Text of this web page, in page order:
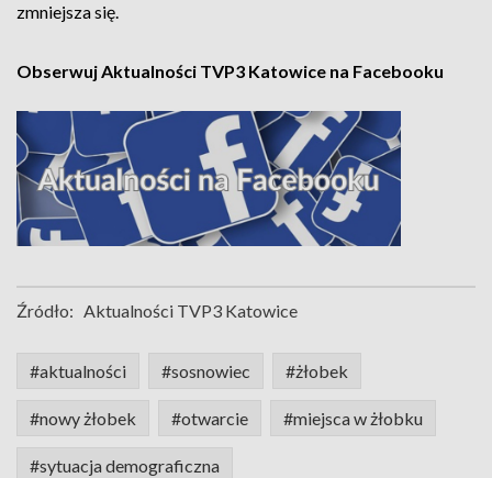
zmniejsza się.
Obserwuj Aktualności TVP3 Katowice na Facebooku
Źródło: Aktualności TVP3 Katowice
#aktualności #sosnowiec #żłobek
#nowy żłobek #otwarcie #miejsca w żłobku
#sytuacja demograficzna